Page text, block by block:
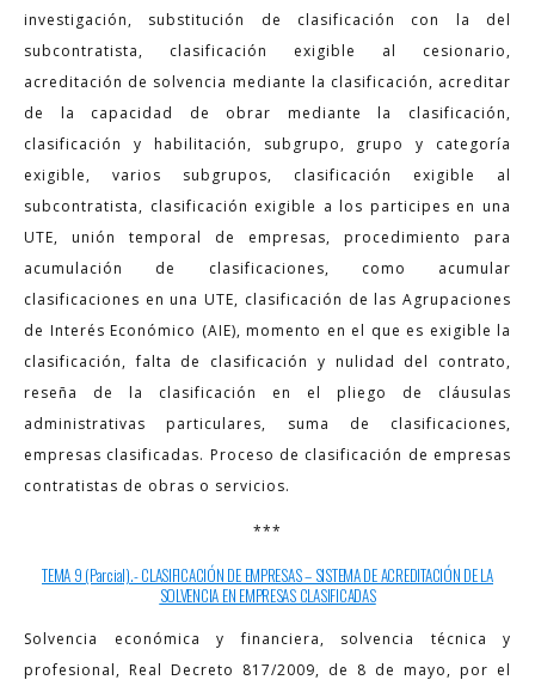
investigación, substitución de clasificación con la del
subcontratista, clasificación exigible al cesionario,
acreditación de solvencia mediante la clasificación, acreditar
de la capacidad de obrar mediante la clasificación,
clasificación y habilitación, subgrupo, grupo y categoría
exigible, varios subgrupos, clasificación exigible al
subcontratista, clasificación exigible a los participes en una
UTE, unión temporal de empresas, procedimiento para
acumulación de clasificaciones, como acumular
clasificaciones en una UTE, clasificación de las Agrupaciones
de Interés Económico (AIE), momento en el que es exigible la
clasificación, falta de clasificación y nulidad del contrato,
reseña de la clasificación en el pliego de cláusulas
administrativas particulares, suma de clasificaciones,
empresas clasificadas. Proceso de clasificación de empresas
contratistas de obras o servicios.
***
TEMA 9 (Parcial).- CLASIFICACIÓN DE EMPRESAS – SISTEMA DE ACREDITACIÓN DE LA
SOLVENCIA EN EMPRESAS CLASIFICADAS
Solvencia económica y financiera, solvencia técnica y
profesional, Real Decreto 817/2009, de 8 de mayo, por el